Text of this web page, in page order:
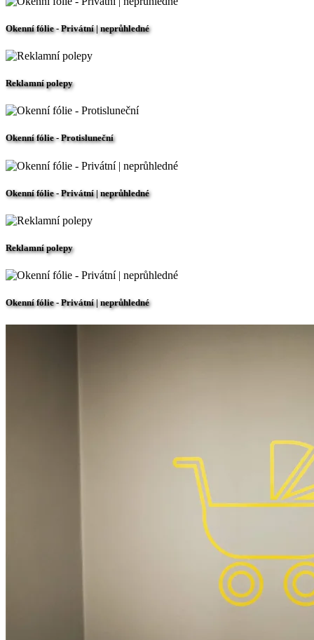
Okenní fólie - Privátní | neprůhledné
Reklamní polepy
Okenní fólie - Protisluneční
Okenní fólie - Privátní | neprůhledné
Reklamní polepy
Okenní fólie - Privátní | neprůhledné